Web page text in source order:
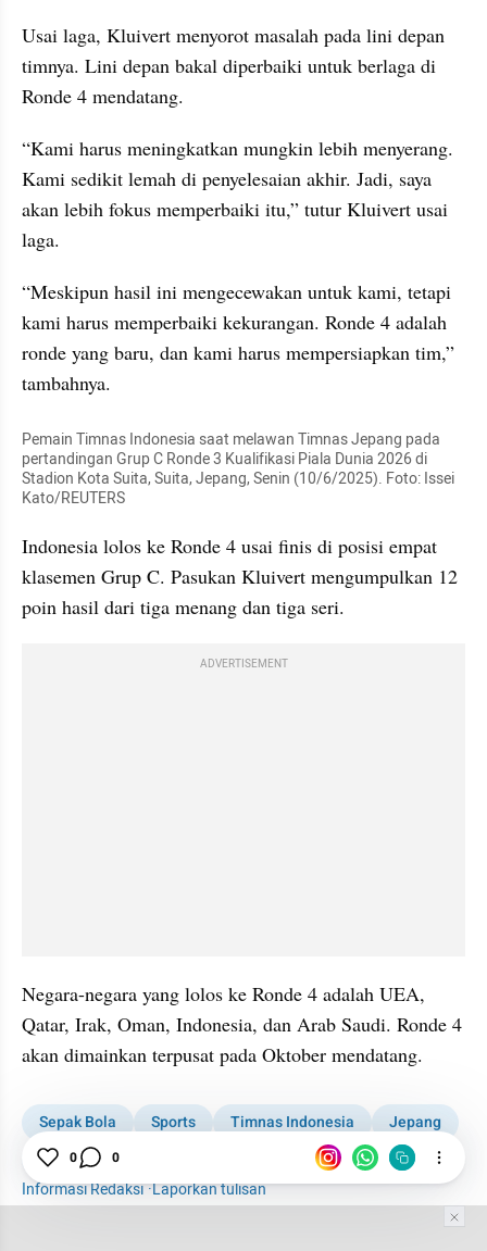
Usai laga, Kluivert menyorot masalah pada lini depan
timnya. Lini depan bakal diperbaiki untuk berlaga di
Ronde 4 mendatang.
“Kami harus meningkatkan mungkin lebih menyerang.
Kami sedikit lemah di penyelesaian akhir. Jadi, saya
akan lebih fokus memperbaiki itu,” tutur Kluivert usai
laga.
“Meskipun hasil ini mengecewakan untuk kami, tetapi
kami harus memperbaiki kekurangan. Ronde 4 adalah
ronde yang baru, dan kami harus mempersiapkan tim,”
tambahnya.
Pemain Timnas Indonesia saat melawan Timnas Jepang pada
pertandingan Grup C Ronde 3 Kualifikasi Piala Dunia 2026 di
Stadion Kota Suita, Suita, Jepang, Senin (10/6/2025). Foto: Issei
Kato/REUTERS
Indonesia lolos ke Ronde 4 usai finis di posisi empat
klasemen Grup C. Pasukan Kluivert mengumpulkan 12
poin hasil dari tiga menang dan tiga seri.
ADVERTISEMENT
Negara-negara yang lolos ke Ronde 4 adalah UEA,
Qatar, Irak, Oman, Indonesia, dan Arab Saudi. Ronde 4
akan dimainkan terpusat pada Oktober mendatang.
Sepak Bola Sports Timnas Indonesia
Jepang
Patrick Kluivert
Kualifikasi Piala Dunia
Informasi Redaksi·Laporkan tulisan
0 0